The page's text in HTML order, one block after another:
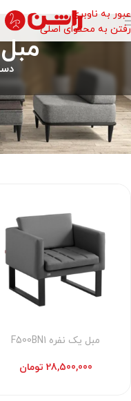
عبور به ناوبری
رفتن به محتوای اصلی
خانه مبلمان اداری مبل یک نفره برگه 2
فیلتر
مبل یک نفره F500BN1
28,500,000 تومان